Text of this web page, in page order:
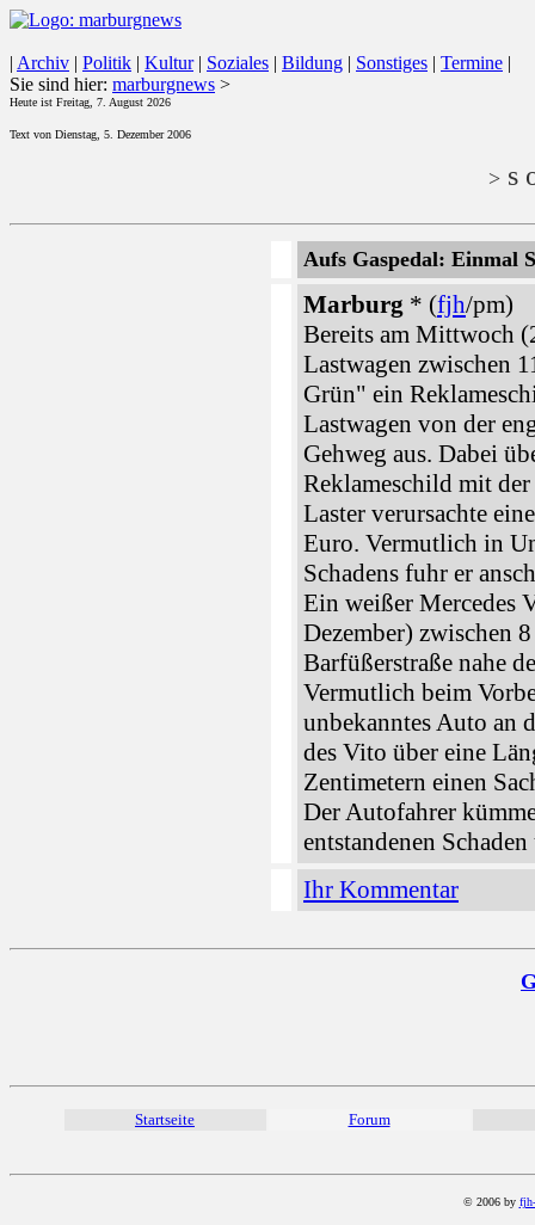
| Archiv | Politik | Kultur| Soziales | Bildung | Sonstiges | Termine |
Sie sind hier: marburgnews >
Heute ist Freitag, 7. August 2026
Text von Dienstag, 5. Dezember 2006
> s
Aufs Gaspedal: Einmal
Marburg * (fjh/pm)
Bereits am Mittwoch
Lastwagen zwischen
Grün" ein
Lastwagen von der
Gehweg aus. Dabei
Reklameschild mit
Laster verursachte
Euro. Vermutlich in
Schadens fuhr er
Ein weißer Mercedes
Dezember) zwischen
Barfüßerstraße nahe
Vermutlich beim
unbekanntes Auto an
des Vito über eine
Zentimetern einen
Der Autofahrer
entstandenen
Ihr Kommentar
Startseite Forum
© 2006 by